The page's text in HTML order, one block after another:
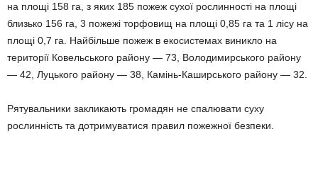
на площі 158 га, з яких 185 пожеж сухої рослинності на площі
близько 156 га, 3 пожежі торфовищ на площі 0,85 га та 1 лісу на
площі 0,7 га. Найбільше пожеж в екосистемах виникло на
території Ковельського району — 73, Володимирського району
— 42, Луцького району — 38, Камінь-Каширського району — 32.
Рятувальники закликають громадян не спалювати суху
рослинність та дотримуватися правил пожежної безпеки.